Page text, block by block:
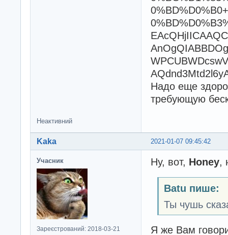
Надо еще
требующую
Неактивний
2021-01-07 09:45:42
Kaka
Учасник
Зареєстрований: 2018-03-21
Ну, вот, Honey,
Batu пише:
Ты чушь
Я же Вам